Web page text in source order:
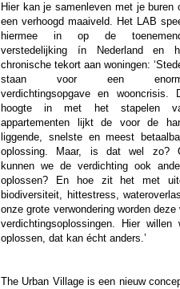
Hier kan je samenleven met je buren
een verhoogd maaiveld. Het LAB
hiermee in op de
verstedelijking ín Nederland en
chronische tekort aan woningen:
staan voor een
verdichtingsopgave en wooncrisis.
hoogte in met het stapelen
appartementen lijkt de voor de
liggende, snelste en meest
oplossing. Maar, is dat wel zo?
kunnen we de verdichting ook
oplossen? En hoe zit het met
biodiversiteit, hittestress,
onze grote verwondering worden
verdichtingsoplossingen. Hier
oplossen, dat kan écht anders.’
The Urban Village is een nieuw